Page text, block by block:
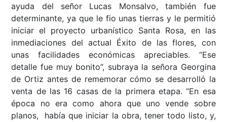
ayuda del señor Lucas Monsalvo, también fue
determinante, ya que le fio unas tierras y le permitió
iniciar el proyecto urbanístico Santa Rosa, en las
inmediaciones del actual Éxito de las flores, con
unas facilidades económicas apreciables. “Ese
detalle fue muy bonito”, subraya la señora Georgina
de Ortiz antes de rememorar cómo se desarrolló la
venta de las 16 casas de la primera etapa. “En esa
época no era como ahora que uno vende sobre
planos, había que iniciar la obra, tener todo listo, y,